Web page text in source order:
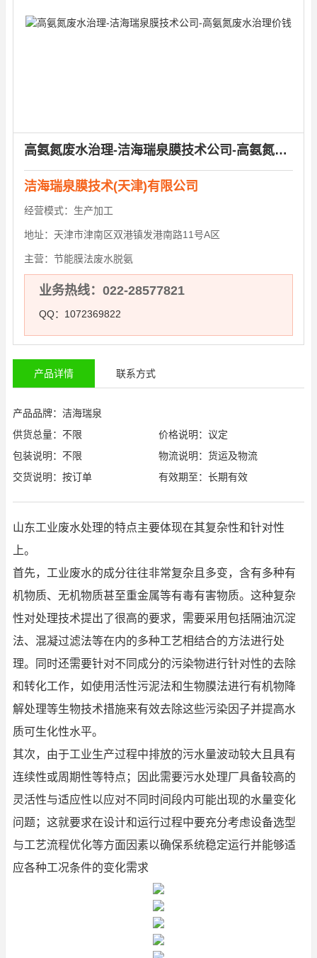
高氨氮废水治理-洁海瑞泉膜技术公司-高氨氮废水治理价钱
洁海瑞泉膜技术(天津)有限公司
经营模式： 生产加工
地址： 天津市津南区双港镇发港南路11号A区
主营： 节能膜法废水脱氨
业务热线：022-28577821
QQ：1072369822
产品详情 联系方式
产品品牌：洁海瑞泉
供货总量：不限
价格说明：议定
包装说明：不限
物流说明：货运及物流
交货说明：按订单
有效期至：长期有效
山东工业废水处理的特点主要体现在其复杂性和针对性
上。
首先，工业废水的成分往往非常复杂且多变，含有多种有
机物质、无机物质甚至重金属等有毒有害物质。这种复杂
性对处理技术提出了很高的要求，需要采用包括隔油沉淀
法、混凝过滤法等在内的多种工艺相结合的方法进行处
理。同时还需要针对不同成分的污染物进行针对性的去除
和转化工作，如使用活性污泥法和生物膜法进行有机物降
解处理等生物技术措施来有效去除这些污染因子并提高水
质可生化性水平。
其次，由于工业生产过程中排放的污水量波动较大且具有
连续性或周期性等特点；因此需要污水处理厂具备较高的
灵活性与适应性以应对不同时间段内可能出现的水量变化
问题；这就要求在设计和运行过程中要充分考虑设备选型
与工艺流程优化等方面因素以确保系统稳定运行并能够适
应各种工况条件的变化需求